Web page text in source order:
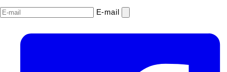
E‑mail